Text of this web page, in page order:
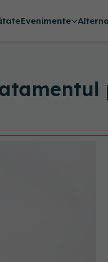
Evenimente